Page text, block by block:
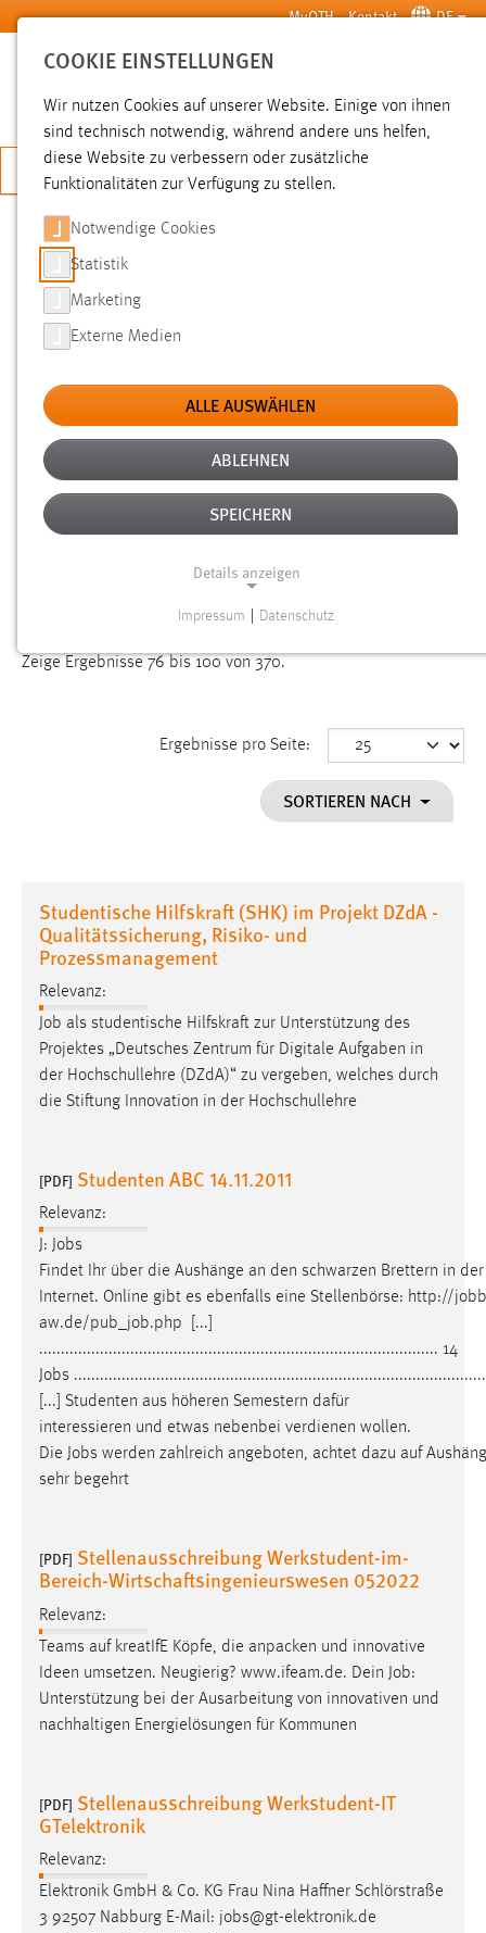
Zum Hauptinhalt springen MyOTH Kontakt DE
SUCHE
JETZT BEWERBEN
SUCHE
FILTER
Typ
Erstellungsdatum
Alter
Zeige Ergebnisse 76 bis 100 von 370.
Ergebnisse pro Seite:
SORTIEREN NACH
Studentische Hilfskraft (SHK) im Projekt DZdA -
Qualitätssicherung, Risiko- und
Prozessmanagement
Relevanz:
Job als studentische Hilfskraft zur Unterstützung des
Projektes „Deutsches Zentrum für Digitale Aufgaben in
der Hochschullehre (DZdA)“ zu vergeben, welches durch
die Stiftung Innovation in der Hochschullehre
[PDF] Studenten ABC 14.11.2011
Relevanz:
J: Jobs
Findet Ihr über die Aushänge an den schwarzen Brettern in
Internet. Online gibt es ebenfalls eine Stellenbörse: http://
aw.de/pub_ job.php [...]
............................................................................................ 14
Jobs
[...] Studenten aus höheren Semestern dafür
interessieren und etwas nebenbei verdienen wollen.
Die Jobs werden zahlreich angeboten, achtet dazu auf
sehr begehrt
[PDF] Stellenausschreibung Werkstudent-im-
Bereich-Wirtschaftsingenieurswesen 052022
Relevanz:
Teams auf kreatIfE Köpfe, die anpacken und innovative
Ideen umsetzen. Neugierig? www.ifeam.de. Dein Job:
Unterstützung bei der Ausarbeitung von innovativen und
nachhaltigen Energielösungen für Kommunen
[PDF] Stellenausschreibung Werkstudent-IT
GTelektronik
Relevanz:
Elektronik GmbH & Co. KG Frau Nina Haffner Schlörstraße
3 92507 Nabburg E-Mail: jobs@gt-elektronik.de
COOKIE EINSTELLUNGEN
Wir nutzen Cookies auf unserer Website. Einige von ihnen
sind technisch notwendig, während andere uns helfen,
diese Website zu verbessern oder zusätzliche
Funktionalitäten zur Verfügung zu stellen.
Notwendige Cookies
Statistik
Marketing
Externe Medien
ALLE AUSWÄHLEN
ABLEHNEN
SPEICHERN
Details anzeigen
Notwendige Cookies ermöglichen grundlegende
Dieser Cookie speichert die ausgewählten Einverständnis-
Optionen des Benutzers
Cookie Laufzeit:
1 Jahr
Performance
Name:
Für performante Seitenauslieferung wird in diesem Cookie
gespeichert, ob man eingeloggt ist.
Sprachpräferenz
Name:
Zweck:
Das Cookie speichert die gewählte Sprache der Website.
Cookie Laufzeit:
Name:
chat-frame-style-5e9dbeb1811c0446
Zweck:
Wird benötigt um die Chatfunktion nutzen zu können.
Cookie Laufzeit:
Jahre, MIBEW_UserID = 1 Jahr
Login
Name:
fe_user, be_user, be_lastLoginProvider
Impressum Datenschutz